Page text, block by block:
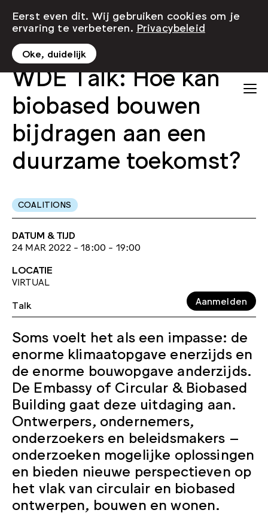
WDE Talk: Hoe kan
biobased bouwen
bijdragen aan een
duurzame toekomst?
COALITIONS
DATUM & TIJD
24 MAR 2022 - 18:00 - 19:00
LOCATIE
VIRTUAL
Talk
Aanmelden
Soms voelt het als een impasse: de
enorme klimaatopgave enerzijds en
de enorme bouwopgave anderzijds.
De Embassy of Circular & Biobased
Building gaat deze uitdaging aan.
Ontwerpers, ondernemers,
onderzoekers en beleidsmakers –
onderzoeken mogelijke oplossingen
en bieden nieuwe perspectieven op
het vlak van circulair en biobased
ontwerpen, bouwen en wonen.
Eerst even dit. Wij gebruiken cookies om je
ervaring te verbeteren. Privacybeleid
Oke, duidelijk